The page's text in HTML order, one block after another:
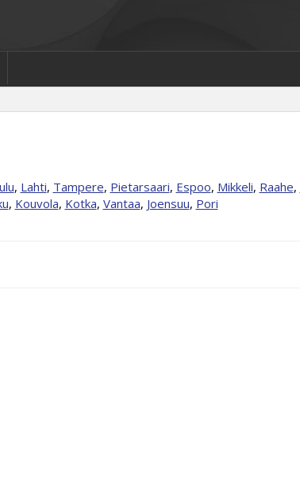
, Lahti, Tampere, Pietarsaari, Espoo, Mikkeli, Raahe,
, Kouvola, Kotka, Vantaa, Joensuu, Pori